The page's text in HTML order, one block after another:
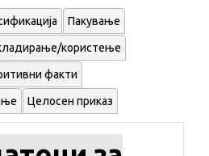
Пакување
користење
факти
Целосен приказ